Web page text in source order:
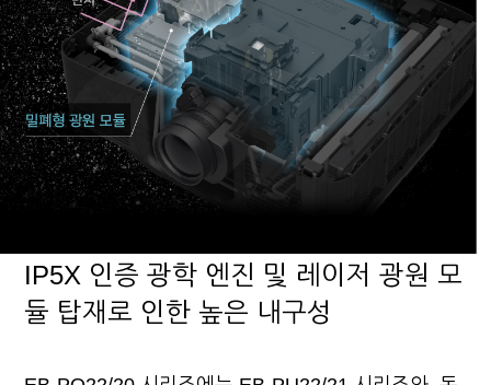
IP5X 인증 광학 엔진 및 레이저 광원 모
듈 탑재로 인한 높은 내구성